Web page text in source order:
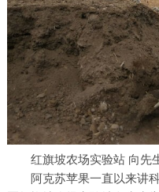
红旗坡农场实验站 向先
阿克苏苹果一直以来讲